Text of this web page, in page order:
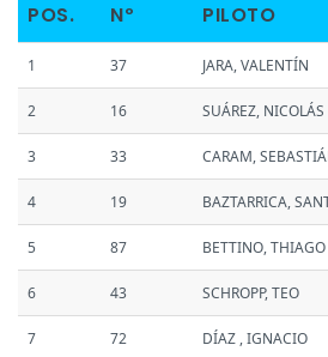
POS. Nº PILOTO
1 37 JARA, VALENTÍN
2 16 SUÁREZ, NICOLÁS
3 33 CARAM,
4 19 BAZTARRICA,
5 87 BETTINO, THIAGO
6 43 SCHROPP, TEO
7 72 DÍAZ , IGNACIO